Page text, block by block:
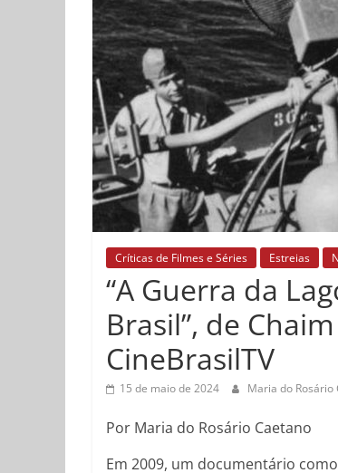
Críticas de Filmes e Séries Estreias
“A Guerra da
Brasil”, de
CineBrasilTV
15 de maio de 2024 Maria do Rosário
Por Maria do Rosário Caetano
Em 2009, um documentário